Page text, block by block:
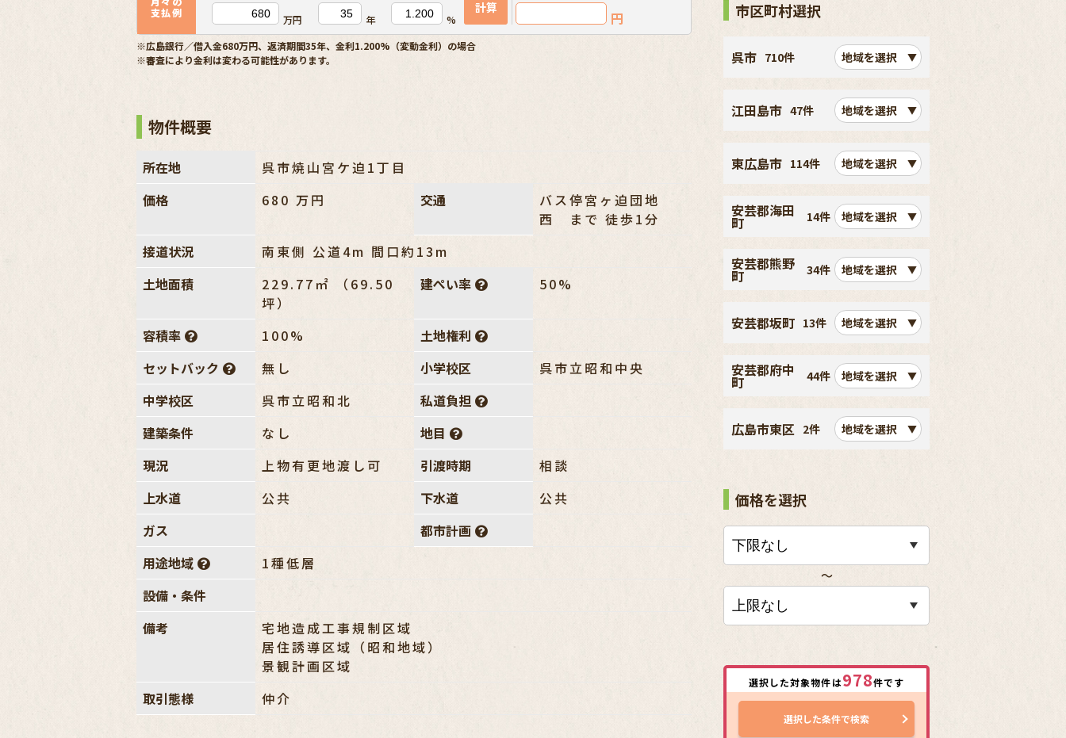
支払例
万円 年 %
計算
円
※広島銀行／借入金680万円、返済期間35年、金利1.200%（変動金利）の場合
※審査により金利は変わる可能性があります。
物件概要
所在地
呉市焼山宮ケ迫1丁目
価格
680 万円 交通
バス停宮ヶ迫団地
西 まで 徒歩1分
接道状況
南東側 公道4m 間口約13m
土地面積
229.77㎡ （69.50
坪）
建ぺい率 50%
容積率 100%
土地権利
セットバック
無し 小学校区
呉市立昭和中央
中学校区
呉市立昭和北
私道負担
建築条件
なし
地目
現況
上物有更地渡し可 引渡時期
相談
上水道
公共 下水道
公共
ガス
都市計画
用途地域
1種低層
設備・条件
備考
宅地造成工事規制区域
居住誘導区域（昭和地域）
景観計画区域
取引態様
仲介
市区町村選択
呉市 710件 地域を選択
江田島市 47件 地域を選択
東広島市 114件 地域を選択
安芸郡海田
町 14件 地域を選択
安芸郡熊野
町 34件 地域を選択
安芸郡坂町 13件 地域を選択
安芸郡府中
町 44件 地域を選択
広島市東区 2件 地域を選択
価格を選択
〜
選択した対象物件は978件です
選択した条件で検索